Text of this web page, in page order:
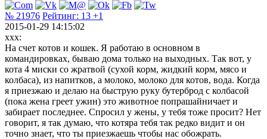
№ 21976 Рейтинг: 13 +1
2015-01-29 14:15:02
xxx:
На счет котов и кошек. Я работаю в основном в
командировках, бываю дома только на выходных. Так вот, у
кота 4 миски со жратвой (сухой корм, жидкий корм, мясо и
колбаса), из напитков, а молоко, молоко для котов, вода. Когда
я приезжаю и делаю на быструю руку бутерброд с колбасой
(пока жена греет ужин) это животное попрашайничает и
забирает последнее. Спросил у жены, у тебя тоже просит? Нет
говорит, я так думаю, что котяра тебя так редко видит и он
точно знает, что ты приезжаешь чтобы нас обожрать.